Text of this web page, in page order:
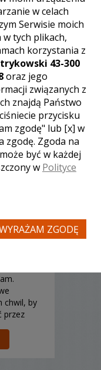
opinie)
i ja to
chwil, by
przez
w celach
Serwisie moich
tych plikach,
korzystania z
43-300
oraz jego
związanych z
znajdą Państwo
przycisku
zgodę" lub [x] w
zgodę. Zgoda na
być w każdej
w Polityce
ZGODĘ